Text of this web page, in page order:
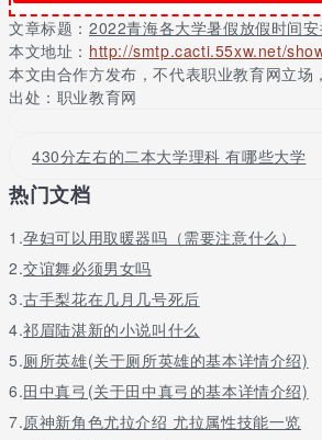
文章标题： 2022青海各大学暑假放假时间
本文地址： http://smtp.cacti.55xw.net/
本文由合作方发布，不代表职业教育网立场
出处：职业教育网
430分左右的二本大学理科 有哪些大学
热门文档
1.孕妇可以用取暖器吗（需要注意什么）
2.交谊舞必须男女吗
3.古手梨花在几月几号死后
4.祁眉陆湛新的小说叫什么
5.厕所英雄(关于厕所英雄的基本详情介绍)
6.田中真弓(关于田中真弓的基本详情介绍)
7.原神新角色尤拉介绍 尤拉属性技能一览